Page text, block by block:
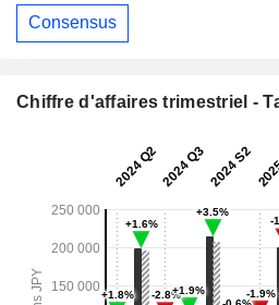
Consensus
Chiffre d'affaires trimestriel -